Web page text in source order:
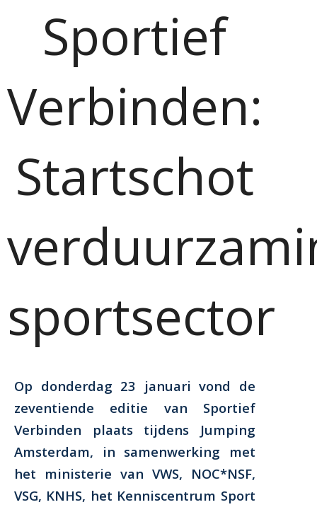
Sportief
Verbinden:
Startschot
sportsector
Op donderdag 23 januari vond de
zeventiende editie van Sportief
Verbinden plaats tijdens Jumping
Amsterdam, in samenwerking met
het ministerie van VWS, NOC*NSF,
VSG, KNHS, het Kenniscentrum Sport